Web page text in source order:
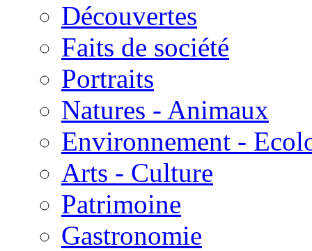
Découvertes
Faits de société
Portraits
Natures - Animaux
Environnement -
Arts - Culture
Patrimoine
Gastronomie